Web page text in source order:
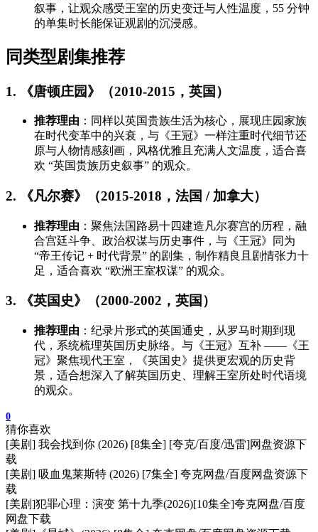
叙事，让观众感受王室的历史变迁与人性温度，55 分钟
的单集时长能保证观剧的沉浸感。
同类型剧集推荐
1. 《唐顿庄园》（2010-2015，英国）
推荐理由 ：同样以英国贵族生活为核心，展现庄园家族
在时代变革中的兴衰，与《王冠》一样注重时代细节还
原与人物情感刻画，风格优雅且充满人文温度，适合喜
欢 “英国贵族历史叙事” 的观众。
2. 《凡尔赛》（2015-2018，法国 / 加拿大）
推荐理由 ：聚焦法国路易十四建造凡尔赛宫的历程，融
合宫廷斗争、政治权谋与历史事件，与《王冠》同为
“帝王传记 + 时代背景” 的剧集，制作精良且剧情张力十
足，适合喜欢 “欧洲王室权谋” 的观众。
3. 《英国史》（2000-2002，英国）
推荐理由 ：纪录片形式的英国通史，从罗马时期到现
代，系统梳理英国历史脉络。与《王冠》互补 ——《王
冠》聚焦现代王室，《英国史》提供更宏观的历史背
景，适合想深入了解英国历史、理解王室所处时代语境
的观众。
0
猜你喜欢
[美剧] 我会找到你 (2026) [8集全] [夸克/百度/迅雷]网盘资源下
载
[美剧] 吸血鬼莱斯特 (2026) [7集全] 夸克网盘/百度网盘资源下
载
[美剧]犯罪心理：演变 第十九季(2026)[10集全]夸克网盘/百度
网盘下载